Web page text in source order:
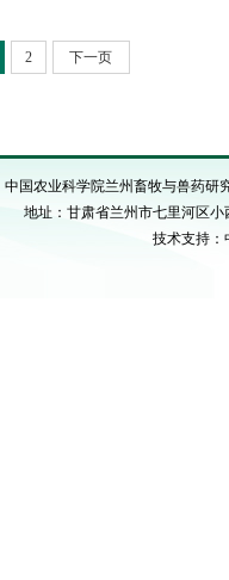
2 下一页
中国农业科学院兰州畜牧与兽药研
地址：甘肃省兰州市七里河区小
技术支持